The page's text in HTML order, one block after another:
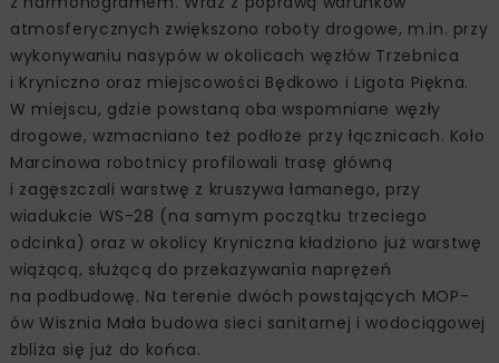
atmosferycznych zwiększono roboty drogowe, m.in. przy
wykonywaniu nasypów w okolicach węzłów Trzebnica
i Kryniczno oraz miejscowości Będkowo i Ligota Piękna.
W miejscu, gdzie powstaną oba wspomniane węzły
drogowe, wzmacniano też podłoże przy łącznicach. Koło
Marcinowa robotnicy profilowali trasę główną
i zagęszczali warstwę z kruszywa łamanego, przy
wiadukcie WS-28 (na samym początku trzeciego
odcinka) oraz w okolicy Kryniczna kładziono już warstwę
wiążącą, służącą do przekazywania naprężeń
na podbudowę. Na terenie dwóch powstających MOP-
ów Wisznia Mała budowa sieci sanitarnej i wodociągowej
zbliża się już do końca.